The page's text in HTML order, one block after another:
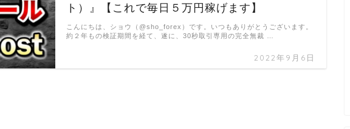
ト）』【これで毎日５万円稼げます】
2022年9月6日
こんにちは、ショウ（@sho_forex）です。いつもありがとうございます。
約２年もの検証期間を経て、遂に、30秒取引専用の完全無裁 …